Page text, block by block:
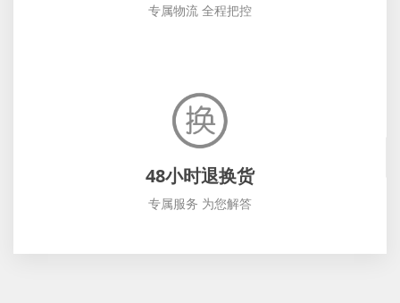
专属物流 全程把控
48小时退换货
专属服务 为您解答